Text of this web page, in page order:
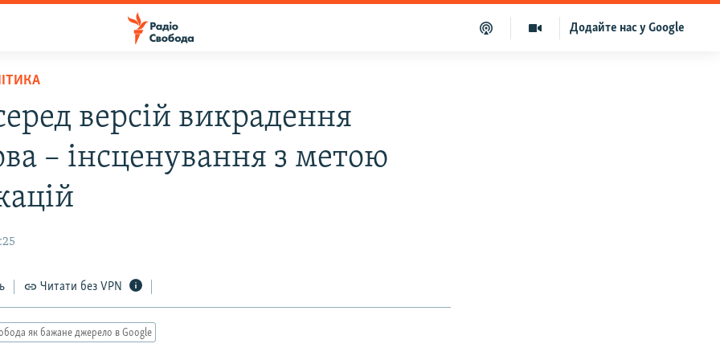
Додайте нас у Google
версій викрадення
– інсценування з метою
Читати без VPN
як бажане джерело в Google